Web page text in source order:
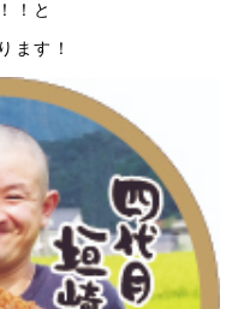
！と
ます！